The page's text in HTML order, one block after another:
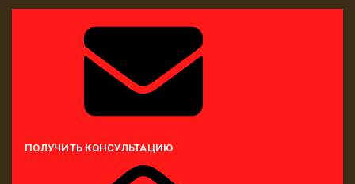
ПОЛУЧИТЬ КОНСУЛЬТАЦИЮ